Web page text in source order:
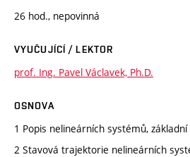
26 hod., nepovinná
VYUČUJÍCÍ / LEKTOR
prof. Ing. Pavel Václavek, Ph.D.
OSNOVA
1 Popis nelineárních systémů,
2 Stavová trajektorie nelineárních